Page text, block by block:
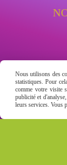
Nous utilisons des
statistiques. Pour
comme votre visite
publicité et
leurs services. Vous